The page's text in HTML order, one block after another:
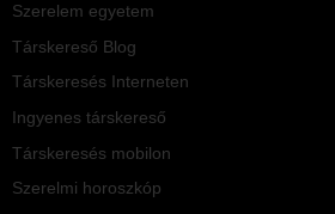
Szerelem egyetem
Társkereső Blog
Társkeresés Interneten
Ingyenes társkereső
Társkeresés mobilon
Szerelmi horoszkóp